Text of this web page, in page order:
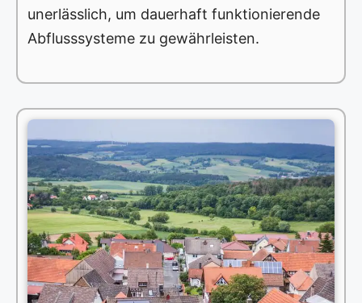
unerlässlich, um dauerhaft funktionierende
Abflusssysteme zu gewährleisten.